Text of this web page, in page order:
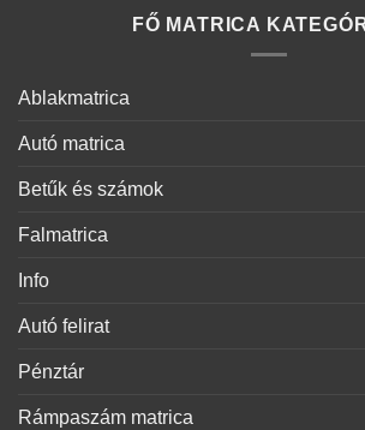
FŐ MATRICA
Ablakmatrica
Autó matrica
Betűk és számok
Falmatrica
Info
Autó felirat
Pénztár
Rámpaszám matrica